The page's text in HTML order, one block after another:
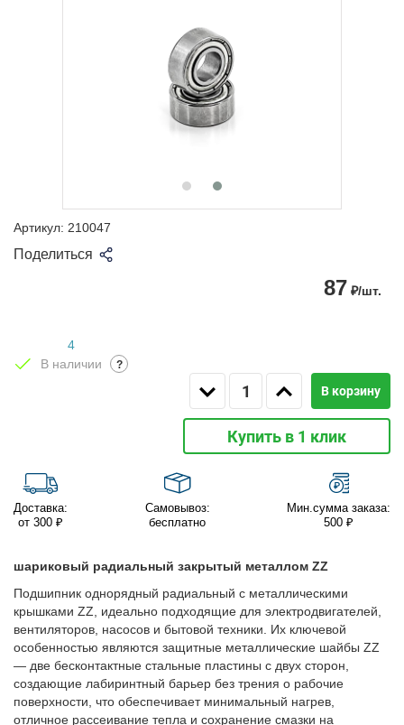
Артикул: 210047
Поделиться
87 ₽/шт.
4
В наличии
?
В корзину
Купить в 1 клик
Доставка:
от 300 ₽
Самовывоз:
бесплатно
Мин.сумма заказа:
500 ₽
шариковый радиальный закрытый металлом ZZ
Подшипник однорядный радиальный с металлическими
крышками ZZ, идеально подходящие для электродвигателей,
вентиляторов, насосов и бытовой техники. Их ключевой
особенностью являются защитные металлические шайбы ZZ
— две бесконтактные стальные пластины с двух сторон,
создающие лабиринтный барьер без трения о рабочие
поверхности, что обеспечивает минимальный нагрев,
отличное рассеивание тепла и сохранение смазки на